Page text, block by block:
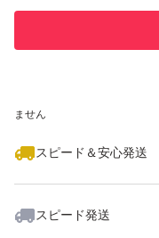
ません
スピード＆安心発送
スピード発送